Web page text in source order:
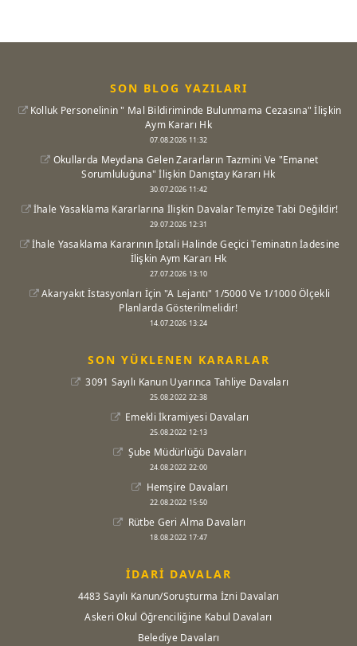
SON BLOG YAZILARI
Kolluk Personelinin " Mal Bildiriminde Bulunmama Cezasına" İlişkin
Aym Kararı Hk
07.08.2026 11:32
Okullarda Meydana Gelen Zararların Tazmini Ve "Emanet
Sorumluluğuna" İlişkin Danıştay Kararı Hk
30.07.2026 11:42
İhale Yasaklama Kararlarına İlişkin Davalar Temyize Tabi Değildir!
29.07.2026 12:31
İhale Yasaklama Kararının İptali Halinde Geçici Teminatın İadesine
İlişkin Aym Kararı Hk
27.07.2026 13:10
Akaryakıt İstasyonları İçin "A Lejantı" 1/5000 Ve 1/1000 Ölçekli
Planlarda Gösterilmelidir!
14.07.2026 13:24
SON YÜKLENEN KARARLAR
3091 Sayılı Kanun Uyarınca Tahliye Davaları
25.08.2022 22:38
Emekli İkramiyesi Davaları
25.08.2022 12:13
Şube Müdürlüğü Davaları
24.08.2022 22:00
Hemşire Davaları
22.08.2022 15:50
Rütbe Geri Alma Davaları
18.08.2022 17:47
İDARİ DAVALAR
4483 Sayılı Kanun/Soruşturma İzni Davaları
Askeri Okul Öğrenciliğine Kabul Davaları
Belediye Davaları